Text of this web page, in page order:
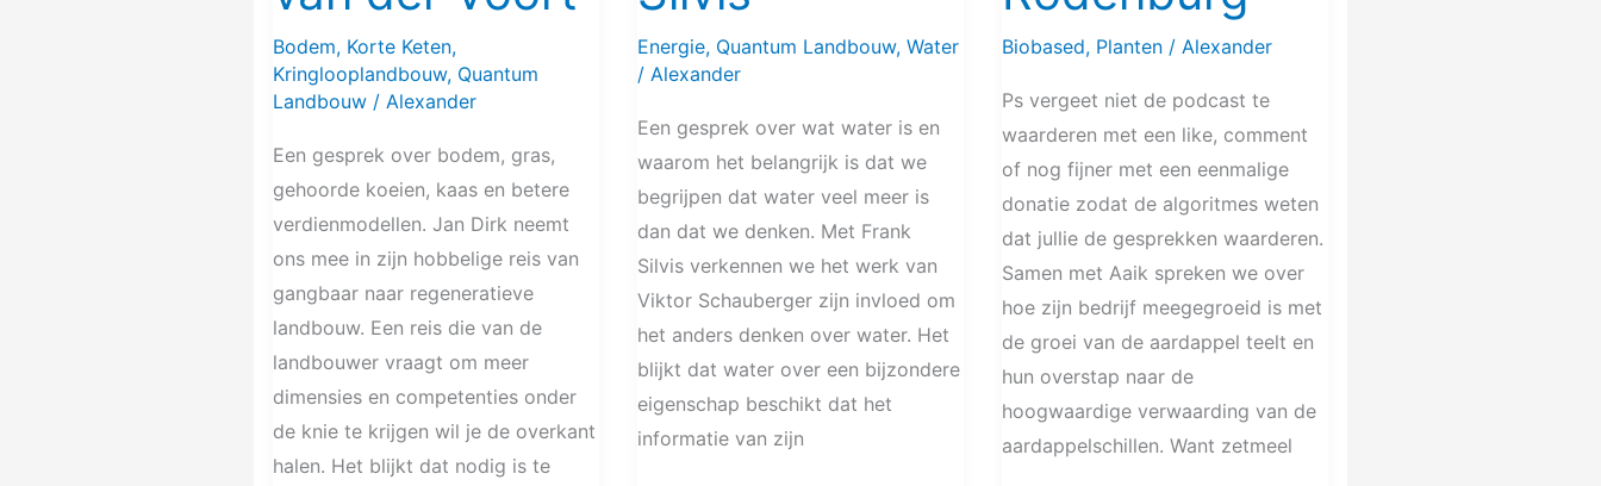
Bodem, Korte Keten,
Kringlooplandbouw, Quantum
Landbouw / Alexander
Een gesprek over bodem, gras,
gehoorde koeien, kaas en betere
verdienmodellen. Jan Dirk neemt
ons mee in zijn hobbelige reis van
gangbaar naar regeneratieve
landbouw. Een reis die van de
landbouwer vraagt om meer
dimensies en competenties onder
de knie te krijgen wil je de overkant
halen. Het blijkt dat nodig is te
Energie, Quantum Landbouw, Water
/ Alexander
Een gesprek over wat water is en
waarom het belangrijk is dat we
begrijpen dat water veel meer is
dan dat we denken. Met Frank
Silvis verkennen we het werk van
Viktor Schauberger zijn invloed om
het anders denken over water. Het
blijkt dat water over een bijzondere
eigenschap beschikt dat het
informatie van zijn
Biobased, Planten/ Alexander
Ps vergeet niet de podcast te
waarderen met een like, comment
of nog fijner met een eenmalige
donatie zodat de algoritmes weten
dat jullie de gesprekken waarderen.
Samen met Aaik spreken we over
hoe zijn bedrijf meegegroeid is met
de groei van de aardappel teelt en
hun overstap naar de
hoogwaardige verwaarding van de
aardappelschillen. Want zetmeel